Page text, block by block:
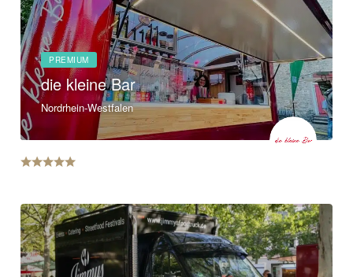
PREMIUM
die kleine Bar
Nordrhein-Westfalen